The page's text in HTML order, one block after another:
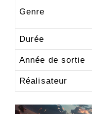
Genre
Durée
Année de sortie
Réalisateur